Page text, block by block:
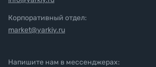
Корпоративный отдел:
market@yarkiy.ru
Напишите нам в мессенджерах: